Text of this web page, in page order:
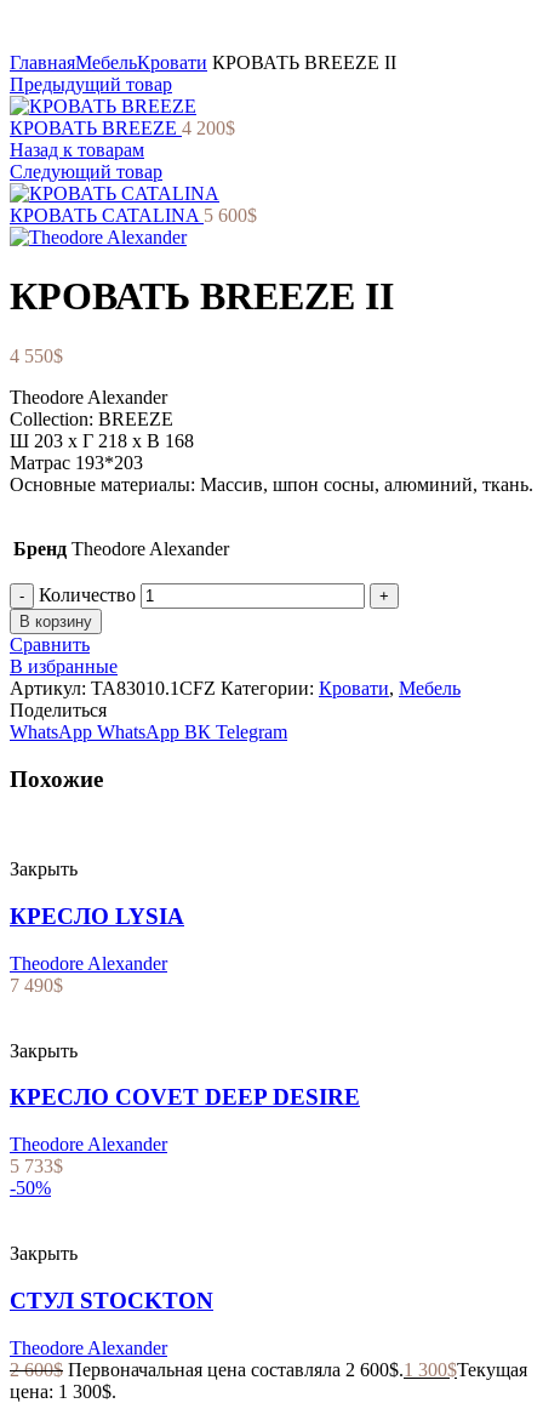
ГлавнаяМебельКровати КРОВАТЬ BREEZE II
Предыдущий товар
КРОВАТЬ BREEZE 4 200$
Назад к товарам
Следующий товар
КРОВАТЬ CATALINA 5 600$
КРОВАТЬ BREEZE II
4 550$
Theodore Alexander
Collection: BREEZE
Ш 203 x Г 218 x В 168
Матрас 193*203
Основные материалы: Массив, шпон сосны, алюминий, ткань.
Бренд Theodore Alexander
Количество
В корзину
Сравнить
В избранные
Артикул: TA83010.1CFZ Категории: Кровати, Мебель
Поделиться
WhatsApp WhatsApp ВК Telegram
Похожие
Закрыть
КРЕСЛО LYSIA
Theodore Alexander
7 490$
Закрыть
КРЕСЛО COVET DEEP DESIRE
Theodore Alexander
5 733$
-50%
Закрыть
СТУЛ STOCKTON
Theodore Alexander
2 600$ Первоначальная цена составляла 2 600$.1 300$Текущая
цена: 1 300$.